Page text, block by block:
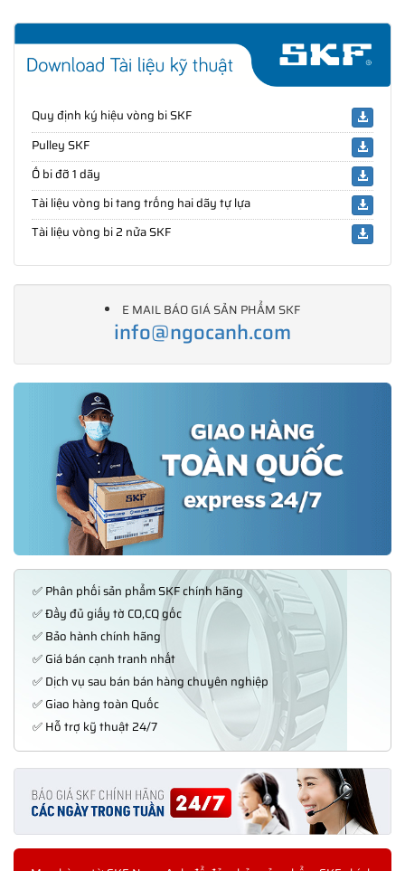
Quy định ký hiệu vòng bi SKF
Pulley SKF
Ổ bi đỡ 1 dãy
Tài liệu vòng bi tang trống hai dãy tự lựa
Tài liệu vòng bi 2 nửa SKF
E MAIL BÁO GIÁ SẢN PHẨM SKF
info@ngocanh.com
✅ Phân phối sản phẩm SKF chính hãng
✅ Đầy đủ giấy tờ CO,CQ gốc
✅ Bảo hành chính hãng
✅ Giá bán cạnh tranh nhất
✅ Dịch vụ sau bán bán hàng chuyên nghiệp
✅ Giao hàng toàn Quốc
✅ Hỗ trợ kỹ thuật 24/7